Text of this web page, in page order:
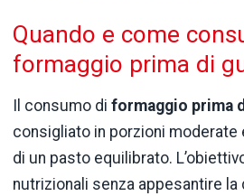
Quando e come
formaggio prima di
Il consumo di formaggio prima
consigliato in porzioni moderate
di un pasto equilibrato.
nutrizionali senza appesantire